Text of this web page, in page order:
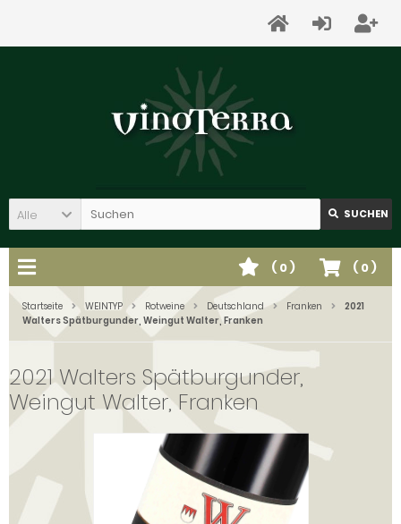
Alle SUCHEN
( 0)
( 0)
Startseite WEINTYP Rotweine Deutschland Franken
2021
Walters Spätburgunder, Weingut Walter, Franken
2021 Walters Spätburgunder,
Weingut Walter, Franken